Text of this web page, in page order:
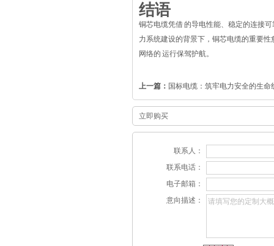
结语
铜芯电缆凭借 的导电性能、稳定的连接
力系统建设的背景下，铜芯电缆的重要
网络的 运行保驾护航。
上一篇： 国标电缆：筑牢电力安全的生命
立即购买
联系人：
联系电话：
电子邮箱：
意向描述：